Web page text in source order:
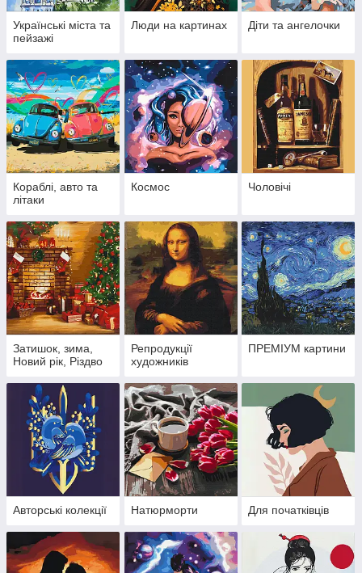
Українські міста та
пейзажі
Люди на картинах Діти та ангелочки
Кораблі, авто та
літаки
Космос Чоловічі
Затишок, зима,
Новий рік, Різдво
Репродукції
художників
ПРЕМІУМ картини
Авторські колекції Натюрморти Для початківців